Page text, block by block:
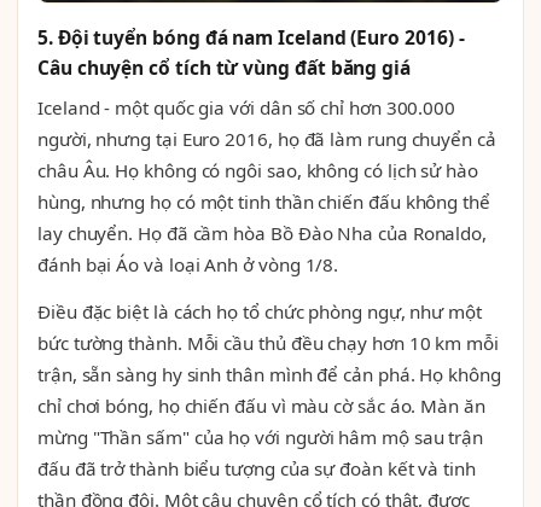
5. Đội tuyển bóng đá nam Iceland (Euro 2016) -
Câu chuyện cổ tích từ vùng đất băng giá
Iceland - một quốc gia với dân số chỉ hơn 300.000
người, nhưng tại Euro 2016, họ đã làm rung chuyển cả
châu Âu. Họ không có ngôi sao, không có lịch sử hào
hùng, nhưng họ có một tinh thần chiến đấu không thể
lay chuyển. Họ đã cầm hòa Bồ Đào Nha của Ronaldo,
đánh bại Áo và loại Anh ở vòng 1/8.
Điều đặc biệt là cách họ tổ chức phòng ngự, như một
bức tường thành. Mỗi cầu thủ đều chạy hơn 10 km mỗi
trận, sẵn sàng hy sinh thân mình để cản phá. Họ không
chỉ chơi bóng, họ chiến đấu vì màu cờ sắc áo. Màn ăn
mừng "Thần sấm" của họ với người hâm mộ sau trận
đấu đã trở thành biểu tượng của sự đoàn kết và tinh
thần đồng đội. Một câu chuyện cổ tích có thật, được